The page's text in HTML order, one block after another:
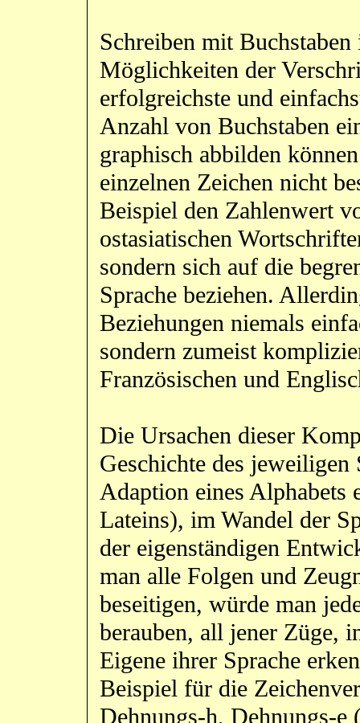
Schreiben mit
Möglichkeiten der
erfolgreichste und
Anzahl von Buchstaben
graphisch abbilden
einzelnen Zeichen nicht
Beispiel den Zahlenwert
ostasiatischen
sondern sich auf die
Sprache beziehen.
Beziehungen niemals
sondern zumeist
Französischen und
Die Ursachen dieser
Geschichte des
Adaption eines Alphabets
Lateins), im Wandel der
der eigenständigen
man alle Folgen und
beseitigen, würde man
berauben, all jener Züge,
Eigene ihrer Sprache
Beispiel für die
Dehnungs-h, Dehnungs-e